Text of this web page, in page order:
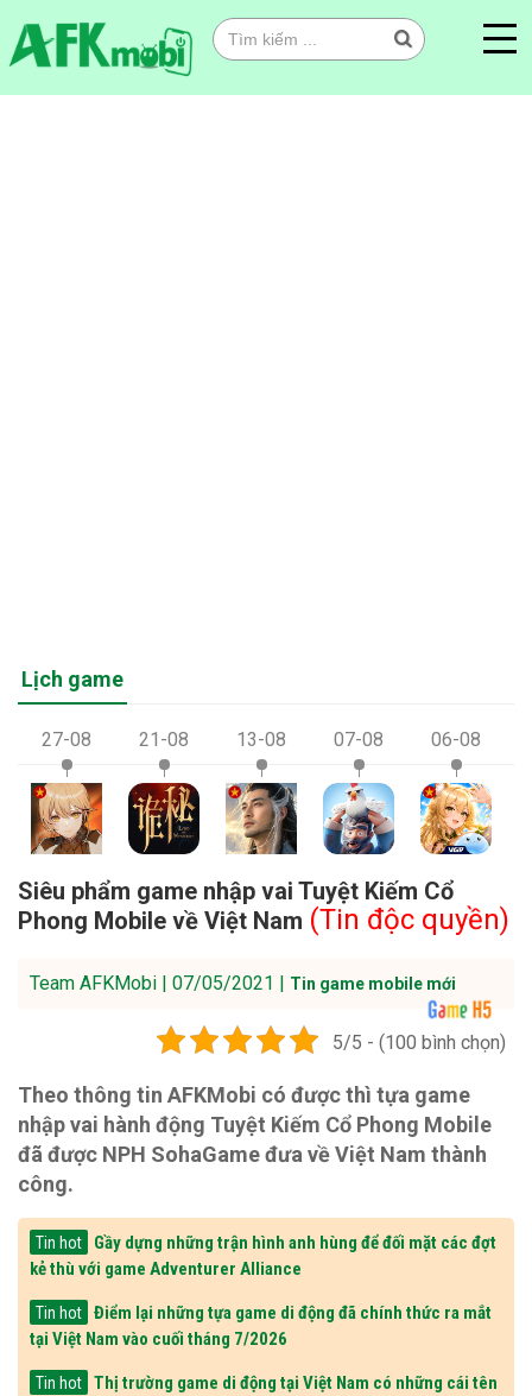
Lịch game
27-08 21-08 13-08 07-08 06-08
Siêu phẩm game nhập vai Tuyệt Kiếm Cổ
Phong Mobile về Việt Nam (Tin độc quyền)
Team AFKMobi | 07/05/2021 | Tin game mobile mới
5/5 - (100 bình chọn)
Theo thông tin AFKMobi có được thì tựa game
nhập vai hành động Tuyệt Kiếm Cổ Phong Mobile
đã được NPH SohaGame đưa về Việt Nam thành
công.
Tin hot
Gầy dựng những trận hình anh hùng để đối mặt các đợt
kẻ thù với game Adventurer Alliance
Tin hot
Điểm lại những tựa game di động đã chính thức ra mắt
tại Việt Nam vào cuối tháng 7/2026
Tin hot
Thị trường game di động tại Việt Nam có những cái tên